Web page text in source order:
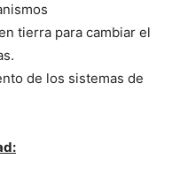
tierra para cambiar el
de los sistemas de